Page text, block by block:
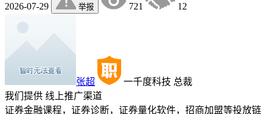
2026-07-29 举报 721 12
张超 一千度科技 总裁
我们提供 线上推广渠道
证券金融课程，证券诊断，证券量化软件，招商加盟等投放链